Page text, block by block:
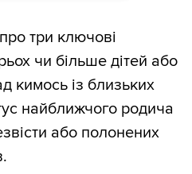
три ключові
чи більше дітей або
кимось із близьких
найближчого родича
або полонених